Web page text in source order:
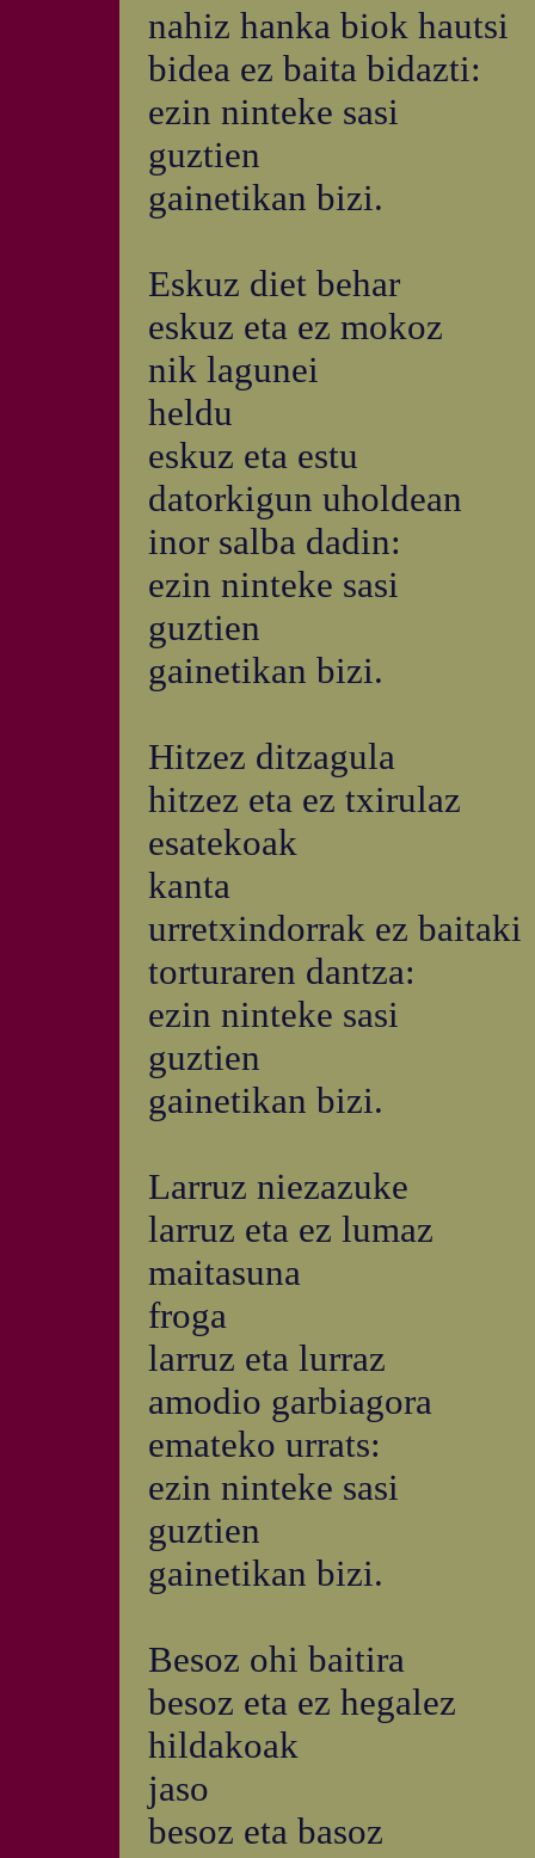
nahiz hanka biok hautsi
bidea ez baita bidazti:
ezin ninteke sasi
guztien
gainetikan bizi.
Eskuz diet behar
eskuz eta ez mokoz
nik lagunei
heldu
eskuz eta estu
datorkigun uholdean
inor salba dadin:
ezin ninteke sasi
guztien
gainetikan bizi.
Hitzez ditzagula
hitzez eta ez txirulaz
esatekoak
kanta
urretxindorrak ez baitaki
torturaren dantza:
ezin ninteke sasi
guztien
gainetikan bizi.
Larruz niezazuke
larruz eta ez lumaz
maitasuna
froga
larruz eta lurraz
amodio garbiagora
emateko urrats:
ezin ninteke sasi
guztien
gainetikan bizi.
Besoz ohi baitira
besoz eta ez hegalez
hildakoak
jaso
besoz eta basoz